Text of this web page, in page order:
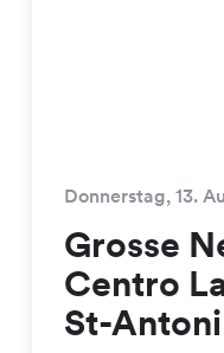
Donnerstag, 13.
Grosse
Centro
St-